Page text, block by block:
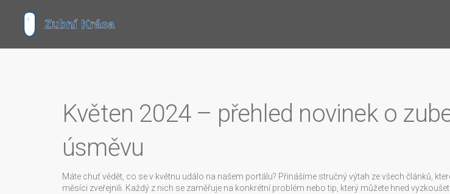
Květen 2024 – přehled novinek o
úsměvu
Máte chuť vědět, co se v květnu událo na našem portálu? Přinášíme stručný výtah ze všech článků,
měsíci zveřejnili. Každý z nich se zaměřuje na konkrétní problém nebo tip, který můžete hned vyzkoušet.